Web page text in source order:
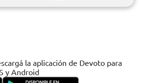
la aplicación de Devoto para
y Android